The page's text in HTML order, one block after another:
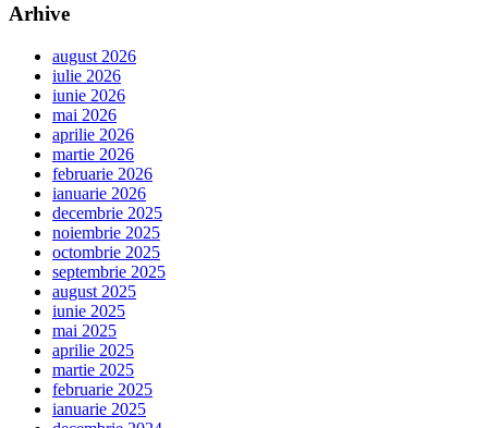
Arhive
august 2026
iulie 2026
iunie 2026
mai 2026
aprilie 2026
martie 2026
februarie 2026
ianuarie 2026
decembrie 2025
noiembrie 2025
octombrie 2025
septembrie 2025
august 2025
iunie 2025
mai 2025
aprilie 2025
martie 2025
februarie 2025
ianuarie 2025